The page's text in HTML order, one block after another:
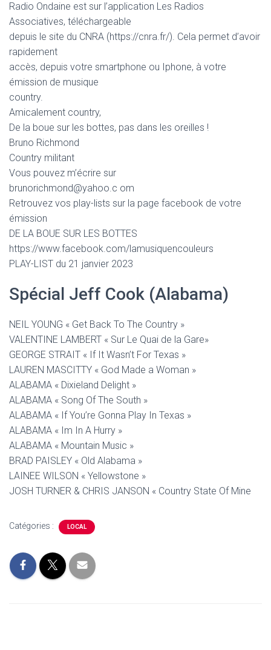
Radio Ondaine est sur l’application Les Radios
Associatives, téléchargeable
depuis le site du CNRA (https://cnra.fr/). Cela permet d’avoir
rapidement
accès, depuis votre smartphone ou Iphone, à votre
émission de musique
country.
Amicalement country,
De la boue sur les bottes, pas dans les oreilles !
Bruno Richmond
Country militant
Vous pouvez m’écrire sur
brunorichmond@yahoo.c om
Retrouvez vos play-lists sur la page facebook de votre
émission
DE LA BOUE SUR LES BOTTES
https://www.facebook.com/lamusiquencouleurs
PLAY-LIST du 21 janvier 2023
Spécial Jeff Cook (Alabama)
NEIL YOUNG « Get Back To The Country »
VALENTINE LAMBERT « Sur Le Quai de la Gare»
GEORGE STRAIT « If It Wasn’t For Texas »
LAUREN MASCITTY « God Made a Woman »
ALABAMA « Dixieland Delight »
ALABAMA « Song Of The South »
ALABAMA « If You’re Gonna Play In Texas »
ALABAMA « Im In A Hurry »
ALABAMA « Mountain Music »
BRAD PAISLEY « Old Alabama »
LAINEE WILSON « Yellowstone »
JOSH TURNER & CHRIS JANSON « Country State Of Mine
Catégories : LOCAL